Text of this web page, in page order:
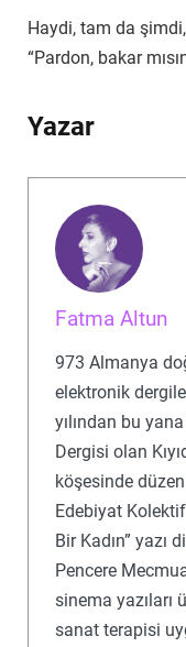
Haydi, tam da şimdi,
“Pardon, bakar
Yazar
Fatma Altun
973 Almanya
elektronik
yılından bu
Dergisi olan
köşesinde
Edebiyat
Bir Kadın” yazı
Pencere
sinema yazıları
sanat terapisi